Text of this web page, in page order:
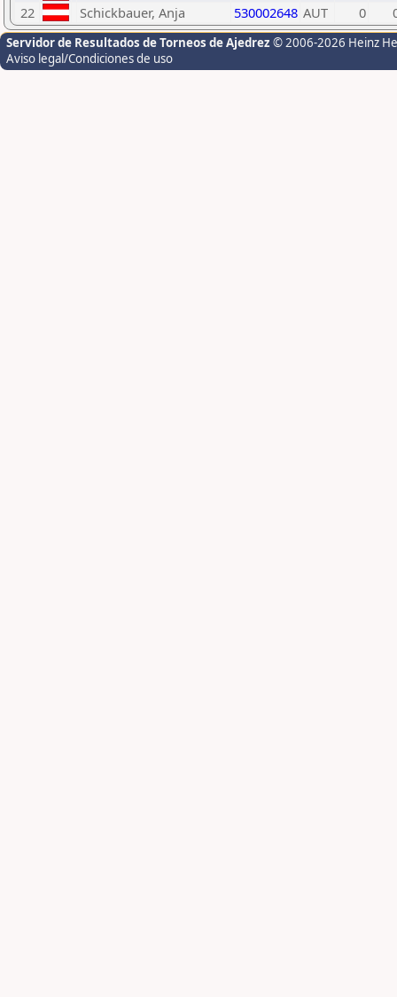
22
Schickbauer, Anja 530002648 AUT 0
Servidor de Resultados de Torneos de Ajedrez © 2006-2026 Heinz
Aviso legal/Condiciones de uso